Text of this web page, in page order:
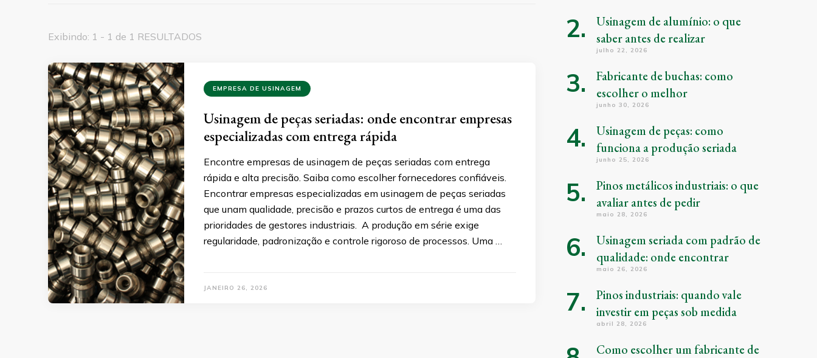
Exibindo: 1 - 1 de 1 RESULTADOS
EMPRESA DE USINAGEM
Usinagem de peças seriadas: onde encontrar empresas
especializadas com entrega rápida
Encontre empresas de usinagem de peças seriadas com entrega
rápida e alta precisão. Saiba como escolher fornecedores confiáveis.
Encontrar empresas especializadas em usinagem de peças seriadas
que unam qualidade, precisão e prazos curtos de entrega é uma das
prioridades de gestores industriais. A produção em série exige
regularidade, padronização e controle rigoroso de processos. Uma …
JANEIRO 26, 2026
Usinagem de alumínio: o que
saber antes de realizar
julho 22, 2026
Fabricante de buchas: como
escolher o melhor
junho 30, 2026
Usinagem de peças: como
funciona a produção seriada
junho 25, 2026
Pinos metálicos industriais: o que
avaliar antes de pedir
maio 28, 2026
Usinagem seriada com padrão de
qualidade: onde encontrar
maio 26, 2026
Pinos industriais: quando vale
investir em peças sob medida
abril 28, 2026
Como escolher um fabricante de